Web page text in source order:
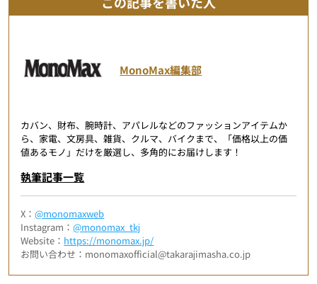
MonoMax編集部
カバン、財布、腕時計、アパレルなどのファッションアイテムか
ら、家電、文房具、雑貨、クルマ、バイクまで、「価格以上の価
値あるモノ」だけを厳選し、多角的にお届けします！
執筆記事一覧
X：@monomaxweb
Instagram：@monomax_tkj
Website： https://monomax.jp/
お問い合わせ：monomaxofficial@takarajimasha.co.jp